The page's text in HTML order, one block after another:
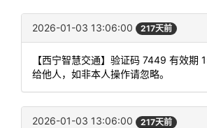
2026-01-03 13:06:00 217天前
【西宁智慧交通】验证码 7449 有效期
给他人，如非本人操作请忽略。
2026-01-03 13:06:00 217天前